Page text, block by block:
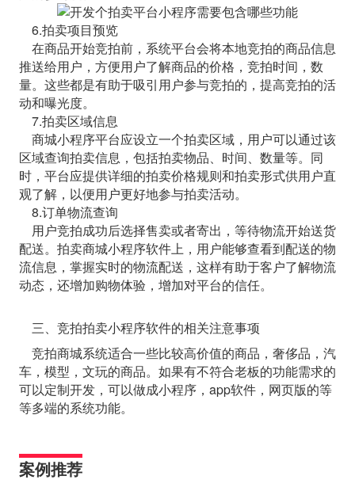
6.拍卖项目预览
在商品开始竞拍前，系统平台会将本地竞拍的商品信息
推送给用户，方便用户了解商品的价格，竞拍时间，数
量。这些都是有助于吸引用户参与竞拍的，提高竞拍的活
动和曝光度。
7.拍卖区域信息
商城小程序平台应设立一个拍卖区域，用户可以通过该
区域查询拍卖信息，包括拍卖物品、时间、数量等。同
时，平台应提供详细的拍卖价格规则和拍卖形式供用户直
观了解，以便用户更好地参与拍卖活动。
8.订单物流查询
用户竞拍成功后选择售卖或者寄出，等待物流开始送货
配送。拍卖商城小程序软件上，用户能够查看到配送的物
流信息，掌握实时的物流配送，这样有助于客户了解物流
动态，还增加购物体验，增加对平台的信任。
三、竞拍拍卖小程序软件的相关注意事项
竞拍商城系统适合一些比较高价值的商品，奢侈品，汽
车，模型，文玩的商品。如果有不符合老板的功能需求的
可以定制开发，可以做成小程序，app软件，网页版的等
等多端的系统功能。
案例推荐